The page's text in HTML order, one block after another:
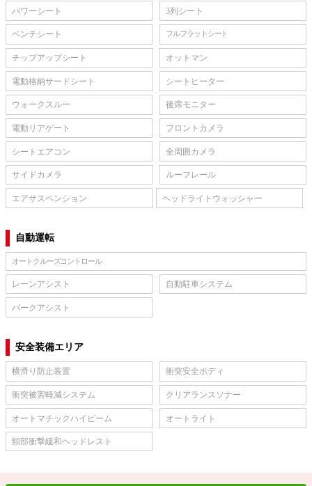
パワーシート 3列シート
ベンチシート フルフラットシート
チップアップシート オットマン
電動格納サードシート シートヒーター
ウォークスルー 後席モニター
電動リアゲート フロントカメラ
シートエアコン 全周囲カメラ
サイドカメラ ルーフレール
エアサスペンション ヘッドライトウォッシャー
自動運転
オートクルーズコントロール
レーンアシスト 自動駐車システム
パークアシスト
安全装備エリア
横滑り防止装置 衝突安全ボディ
衝突被害軽減システム クリアランスソナー
オートマチックハイビーム オートライト
頸部衝撃緩和ヘッドレスト